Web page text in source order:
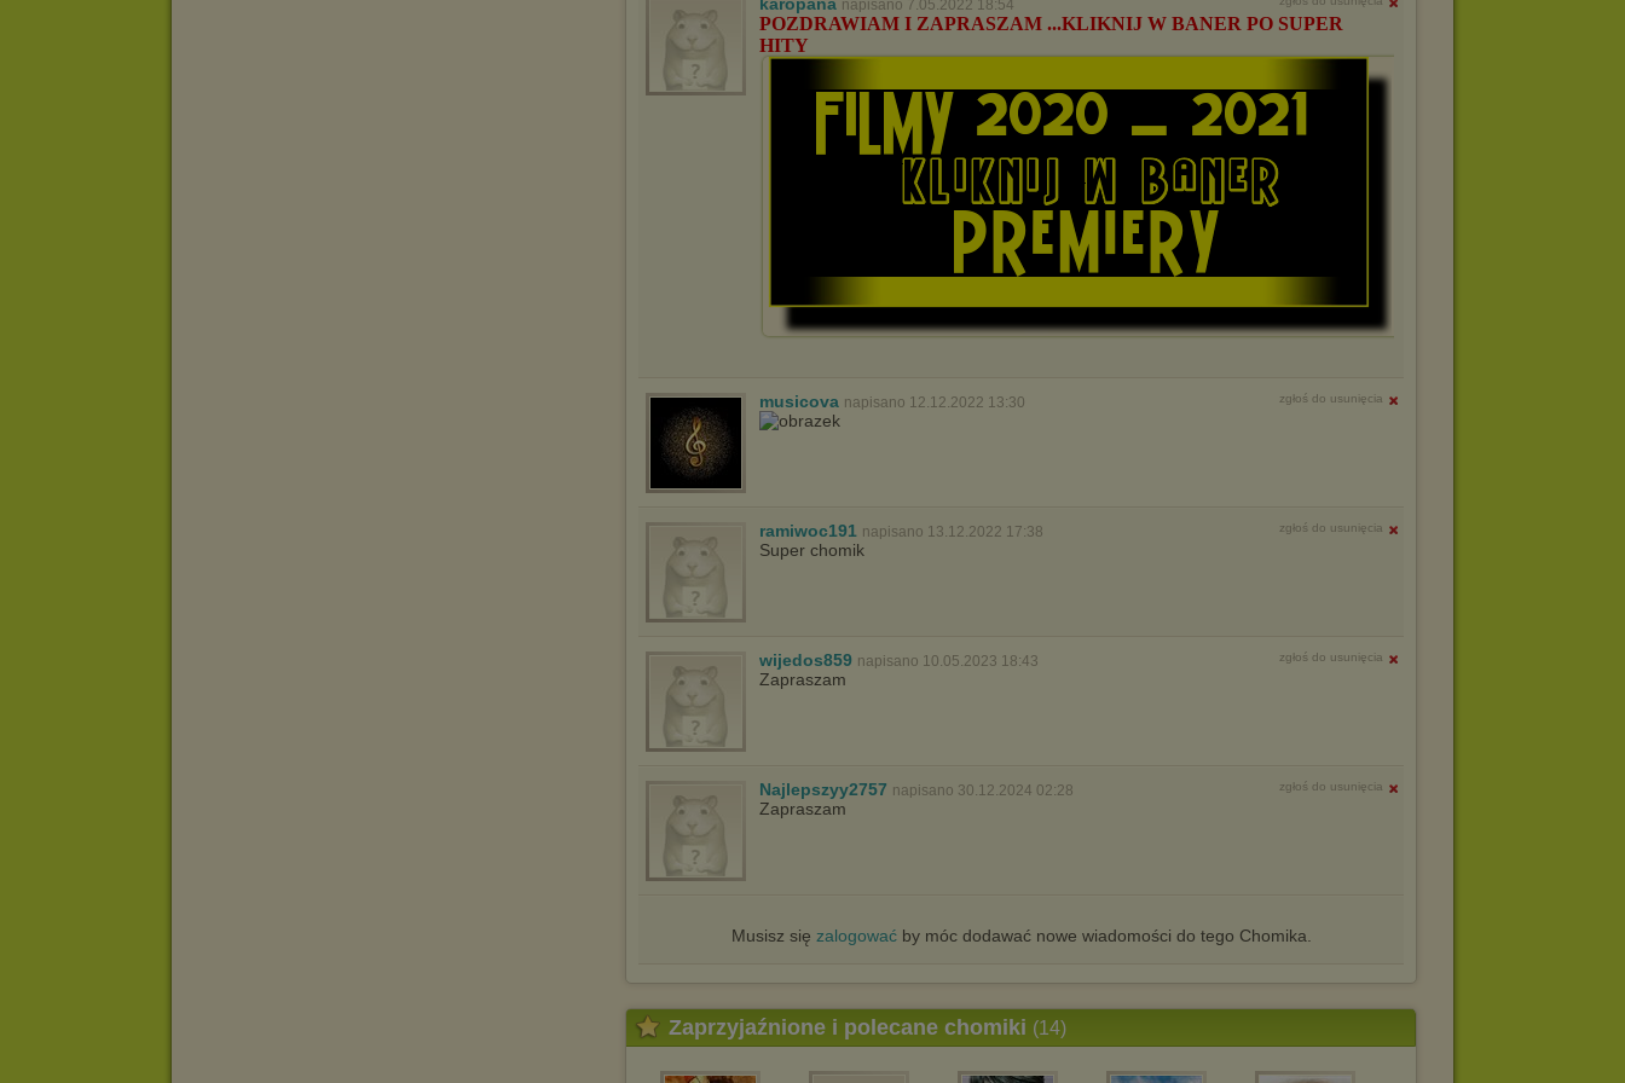
napisano 7.05.2022 18:54
POZDRAWIAM I ZAPRASZAM ...KLIKNIJ W BANER PO SUPER
HITY
musicova napisano 12.12.2022 13:30 zgłoś do usunięcia
ramiwoc191 napisano 13.12.2022 17:38 zgłoś do usunięcia
Super chomik
wijedos859 napisano 10.05.2023 18:43 zgłoś do usunięcia
Zapraszam
Najlepszyy2757 napisano 30.12.2024 02:28 zgłoś do usunięcia
Zapraszam
Musisz się zalogowaćby móc dodawać nowe wiadomości do tego Chomika.
Zaprzyjaźnione i polecane chomiki (14)